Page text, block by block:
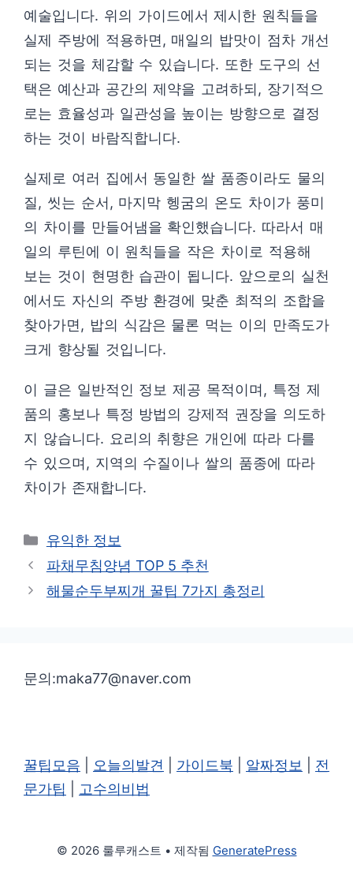
예술입니다. 위의 가이드에서 제시한 원칙들을
실제 주방에 적용하면, 매일의 밥맛이 점차 개선
되는 것을 체감할 수 있습니다. 또한 도구의 선
택은 예산과 공간의 제약을 고려하되, 장기적으
로는 효율성과 일관성을 높이는 방향으로 결정
하는 것이 바람직합니다.
실제로 여러 집에서 동일한 쌀 품종이라도 물의
질, 씻는 순서, 마지막 헹굼의 온도 차이가 풍미
의 차이를 만들어냄을 확인했습니다. 따라서 매
일의 루틴에 이 원칙들을 작은 차이로 적용해
보는 것이 현명한 습관이 됩니다. 앞으로의 실천
에서도 자신의 주방 환경에 맞춘 최적의 조합을
찾아가면, 밥의 식감은 물론 먹는 이의 만족도가
크게 향상될 것입니다.
이 글은 일반적인 정보 제공 목적이며, 특정 제
품의 홍보나 특정 방법의 강제적 권장을 의도하
지 않습니다. 요리의 취향은 개인에 따라 다를
수 있으며, 지역의 수질이나 쌀의 품종에 따라
차이가 존재합니다.
카
테
리
유익한 정보
파채무침양념 TOP 5 추천
해물순두부찌개 꿀팁 7가지 총정리
문의:maka77@naver.com
꿀팁모음 오늘의발견 가이드북 알짜정보
전
문가팁
고수의비법
© 2026 룰루캐스트 • 제작됨 GeneratePress